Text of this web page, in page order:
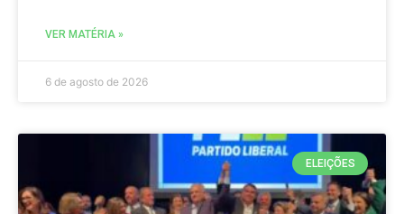
VER MATÉRIA »
6 de agosto de 2026
ELEIÇÕES